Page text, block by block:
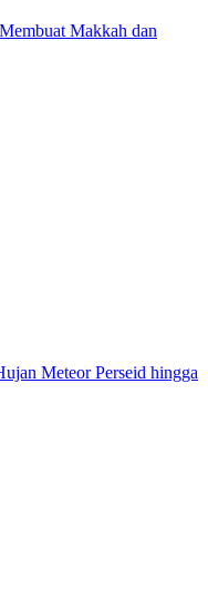
Makkah dan
Meteor Perseid hingga